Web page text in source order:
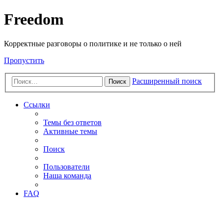
Freedom
Корректные разговоры о политике и не только о ней
Пропустить
Поиск Расширенный поиск
Ссылки
Темы без ответов
Активные темы
Поиск
Пользователи
Наша команда
FAQ